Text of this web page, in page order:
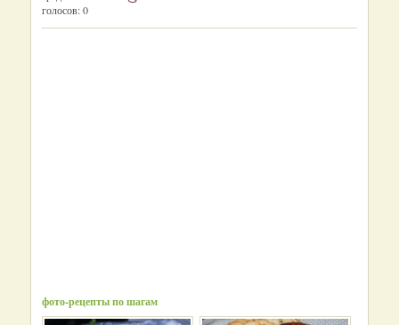
голосов:0
фото-рецепты по шагам